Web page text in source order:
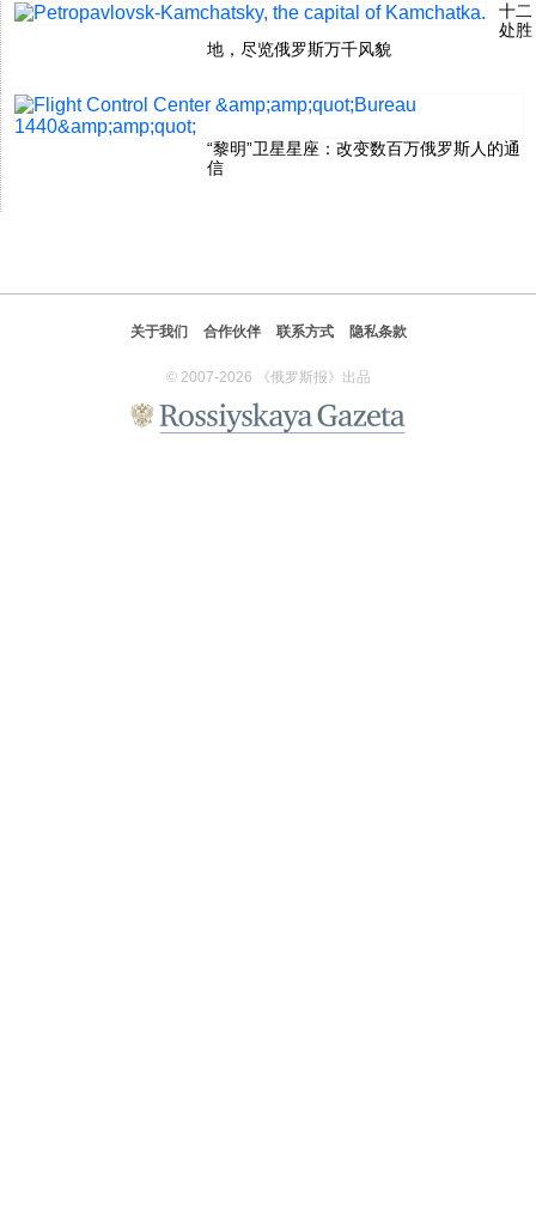
十二
处胜
地，尽览俄罗斯万千风貌
“黎明”卫星星座：改变数百万俄罗斯人的通
信
关于我们 合作伙伴 联系方式 隐私条款
© 2007-2026 《俄罗斯报》出品